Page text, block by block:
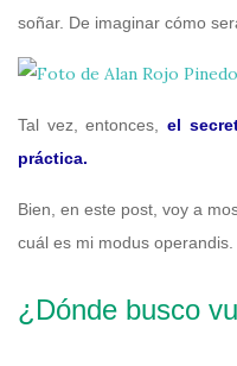
soñar. De imaginar cómo
Tal vez, entonces,
el
práctica.
Bien, en este post, voy a
cuál es mi modus operandis.
¿Dónde busco